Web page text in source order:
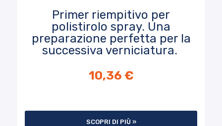
Primer riempitivo per
polistirolo spray. Una
preparazione perfetta per la
successiva verniciatura.
10,36 €
SCOPRI DI PIÙ »